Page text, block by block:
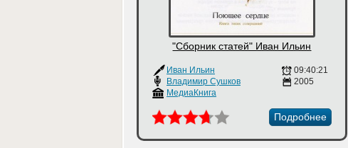
"Сборник статей" Иван Ильин
Иван Ильин
Владимир Сушков
МедиаКнига
09:40:21
2005
Подробнее